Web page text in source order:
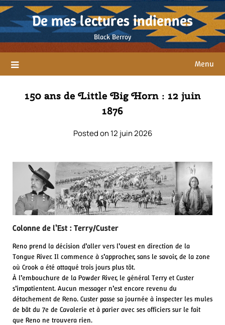
Skip
content
De mes lectures indiennes
Black Berroy
Menu
150 ans de Little Big Horn : 12 juin
1876
Posted on 12 juin 2026
Colonne de l’Est : Terry/Custer
Reno prend la décision d’aller vers l’ouest en direction de la
Tongue River. Il commence à s’approcher, sans le savoir, de la zone
où Crook a été attaqué trois jours plus tôt.
À l’embouchure de la Powder River, le général Terry et Custer
s’impatientent. Aucun messager n’est encore revenu du
détachement de Reno. Custer passe sa journée à inspecter les mules
de bât du 7e de Cavalerie et à parier avec ses officiers sur le fait
que Reno ne trouvera rien.